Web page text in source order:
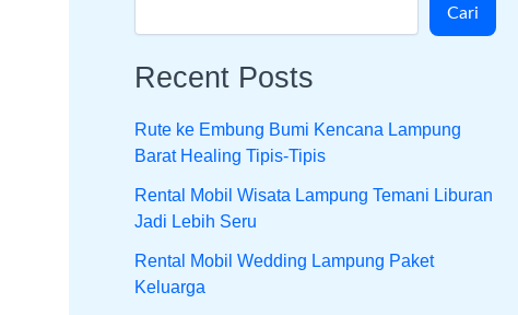
Cari
Recent Posts
Rute ke Embung Bumi Kencana Lampung
Barat Healing Tipis-Tipis
Rental Mobil Wisata Lampung Temani Liburan
Jadi Lebih Seru
Rental Mobil Wedding Lampung Paket
Keluarga